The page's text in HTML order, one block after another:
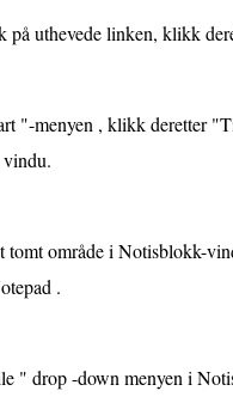
på uthevede linken, klikk
"-menyen , klikk deretter
tomt område i Notisblokk-
.
" drop -down menyen i